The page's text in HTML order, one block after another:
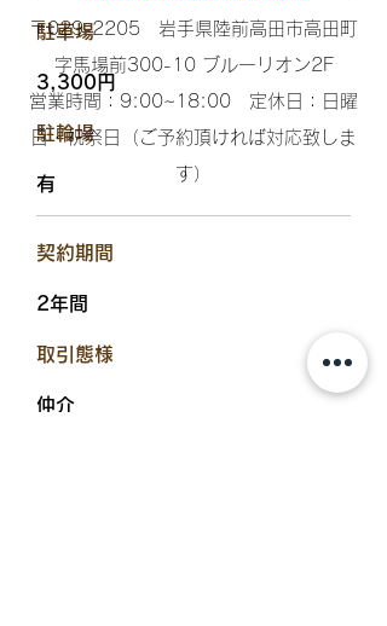
駐車場
3,300円
​駐輪場
有
​契約期間
2年間
​取引態様
仲介
〒029-2205 岩手県陸前高田市高田町
字馬場前300-10 ブルーリオン2F​
営業時間：9:00~18:00 定休日：日曜
日・祝祭日（ご予約頂ければ対応致しま
す）​